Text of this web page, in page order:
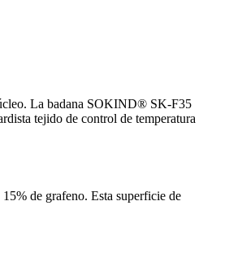
La badana SOKIND® SK-F35
tejido de control de temperatura
de grafeno. Esta superficie de